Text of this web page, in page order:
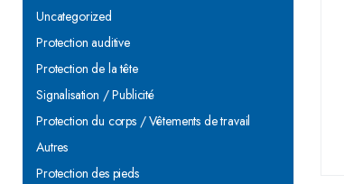
Uncategorized
Protection auditive
Protection de la tête
Signalisation / Publicité
Protection du corps / Vêtements de travail
Autres
Protection des pieds